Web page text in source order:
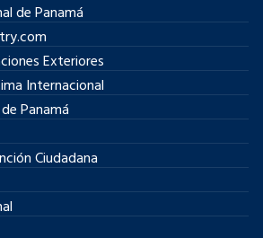
de Panamá
Exteriores
Internacional
Panamá
Ciudadana